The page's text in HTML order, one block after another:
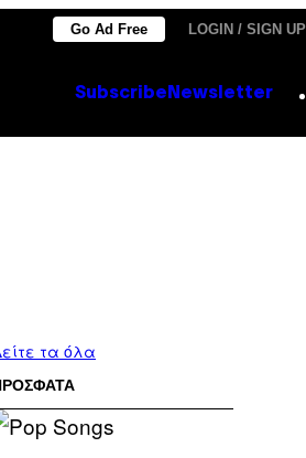
Go Ad Free LOGIN / SIGN UP
Subscribe Newsletter
τα όλα